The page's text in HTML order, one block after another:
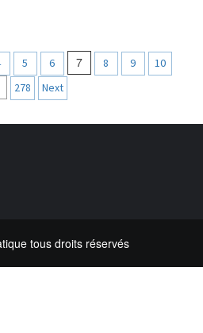
5 6 7 8 9 10
278 Next
tous droits réservés